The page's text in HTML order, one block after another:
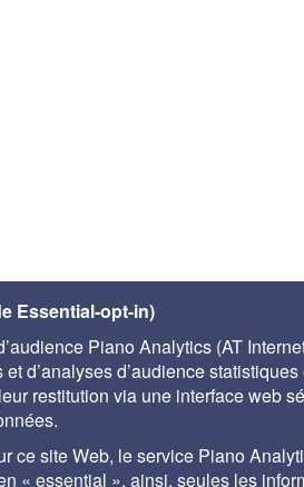
Essential-opt-in)
Piano Analytics (AT
d’analyses d’audience statistiques
restitution via une interface web
ce site Web, le service Piano
« essential », ainsi, seules les